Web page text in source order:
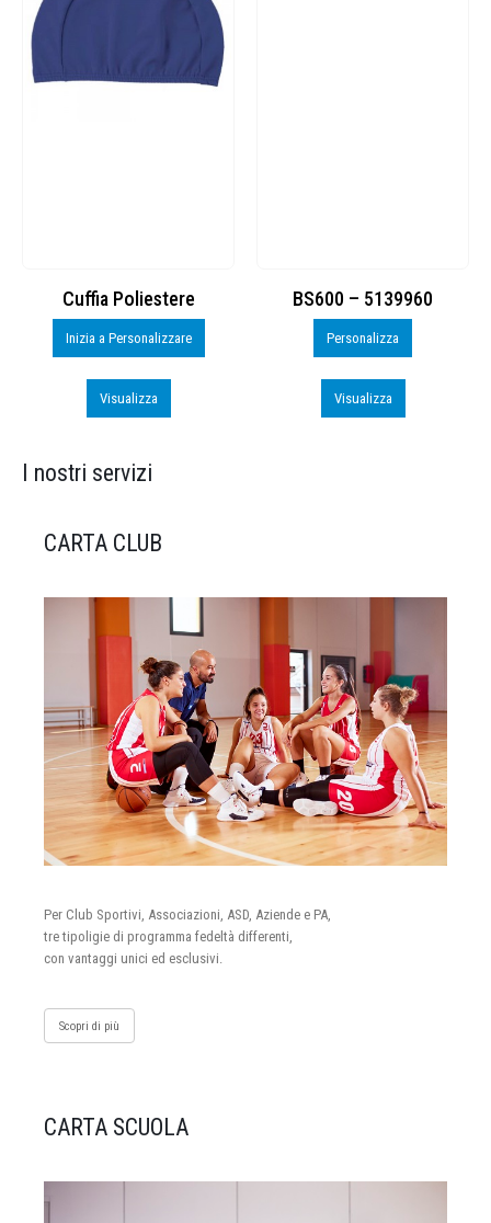
Cuffia Poliestere
Inizia a Personalizzare
Visualizza
BS600 – 5139960
Personalizza
Visualizza
I nostri servizi
CARTA CLUB
Per Club Sportivi, Associazioni, ASD, Aziende e PA,
tre tipoligie di programma fedeltà differenti,
con vantaggi unici ed esclusivi.
Scopri di più
CARTA SCUOLA